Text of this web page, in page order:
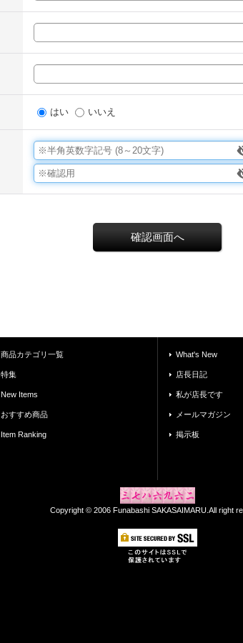
はい いいえ
商品カテゴリ一覧
特集
New Items
おすすめ商品
Item Ranking
What's New
店長日記
私が店長です
メールマガジン
掲示板
Copyright © 2006 Funabashi SAKASAIMARU.All right